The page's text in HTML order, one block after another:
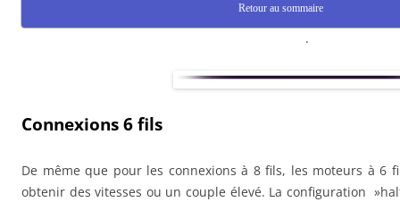
Retour au sommaire
.
Connexions 6 fils
De même que pour les connexions à 8 fils, les moteurs à 6
obtenir des vitesses ou un couple élevé. La configuration